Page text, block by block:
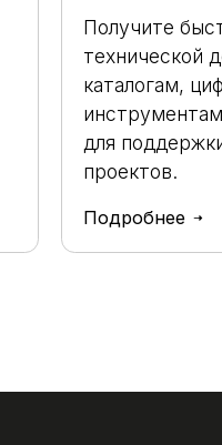
Получите
технической
каталогам,
для
проектов.
Подробнее